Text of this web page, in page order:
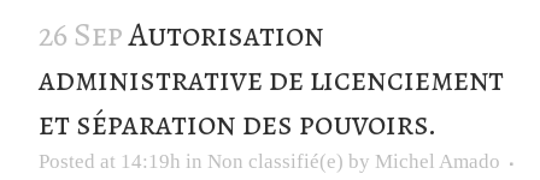
26 SepAutorisation
administrative de licenciement
et séparation des pouvoirs.
Posted at 14:19h in Non classifié(e) by Michel Amado